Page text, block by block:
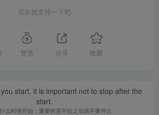
喜欢就支持一下吧
赞赏 分享 收藏
start, it is important not to stop after the
start.
么时候开始，重要的是开始之后就不要停止